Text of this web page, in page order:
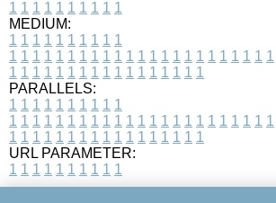
1 1 1 1 1 1 1 1 1 1
MEDIUM:
1 1 1 1 1 1 1 1 1 1
1 1 1 1 1 1 1 1 1 1 1 1 1 1 1 1 1 1 1 1 1 1 1
1 1 1 1 1 1 1 1 1 1 1 1 1 1 1 1 1
PARALLELS:
1 1 1 1 1 1 1 1 1 1
1 1 1 1 1 1 1 1 1 1 1 1 1 1 1 1 1 1 1 1 1 1 1
1 1 1 1 1 1 1 1 1 1 1 1 1 1 1 1 1
URL PARAMETER:
1 1 1 1 1 1 1 1 1 1